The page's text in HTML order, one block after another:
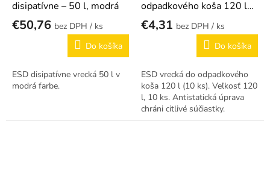
disipatívne – 50 l, modrá
€50,76
/ ks
Do košíka
ESD disipatívne vrecká 50 l v
modrá farbe.
odpadkového koša 120 l
(10 ks)
€4,31
/ ks
Do košíka
ESD vrecká do odpadkového
koša 120 l (10 ks). Veľkosť 120
l, 10 ks. Antistatická úprava
chráni citlivé súčiastky.